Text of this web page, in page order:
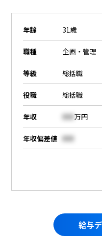
年齢 31歳
職種 企画・管理
等級 総括職
役職 総括職
年収 000万円
年収偏差値 000
給与